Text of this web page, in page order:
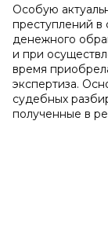
Особую
преступлений в
денежного
и при
время
экспертиза.
судебных
полученные в